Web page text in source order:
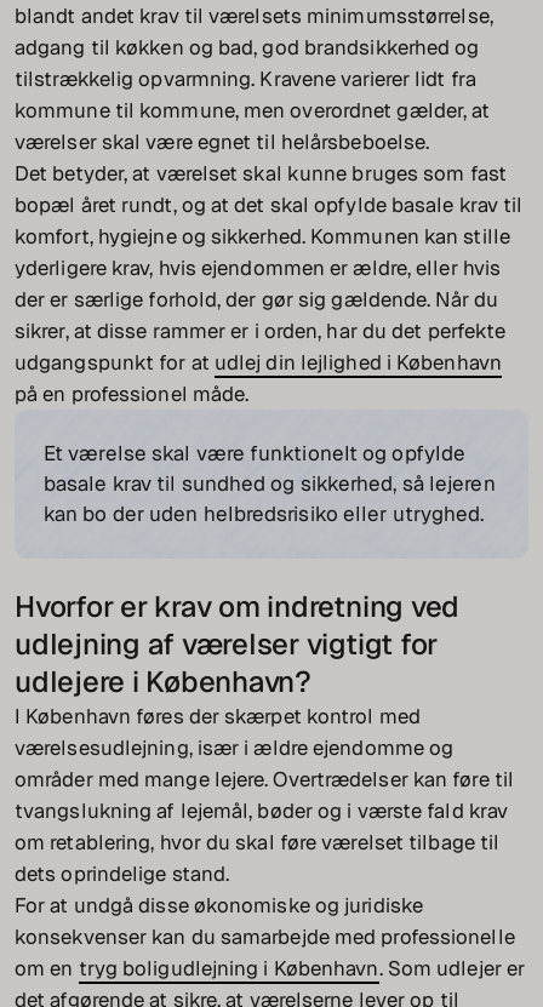
blandt andet krav til værelsets minimumsstørrelse,
adgang til køkken og bad, god brandsikkerhed og
tilstrækkelig opvarmning. Kravene varierer lidt fra
kommune til kommune, men overordnet gælder, at
værelser skal være egnet til helårsbeboelse.
Det betyder, at værelset skal kunne bruges som fast
bopæl året rundt, og at det skal opfylde basale krav til
komfort, hygiejne og sikkerhed. Kommunen kan stille
yderligere krav, hvis ejendommen er ældre, eller hvis
der er særlige forhold, der gør sig gældende. Når du
sikrer, at disse rammer er i orden, har du det perfekte
udgangspunkt for at udlej din lejlighed i København
på en professionel måde.
Et værelse skal være funktionelt og opfylde
basale krav til sundhed og sikkerhed, så lejeren
kan bo der uden helbredsrisiko eller utryghed.
Hvorfor er krav om indretning ved
udlejning af værelser vigtigt for
udlejere i København?
I København føres der skærpet kontrol med
værelsesudlejning, især i ældre ejendomme og
områder med mange lejere. Overtrædelser kan føre til
tvangslukning af lejemål, bøder og i værste fald krav
om retablering, hvor du skal føre værelset tilbage til
dets oprindelige stand.
For at undgå disse økonomiske og juridiske
konsekvenser kan du samarbejde med professionelle
om en tryg boligudlejning i København. Som udlejer er
det afgørende at sikre, at værelserne lever op til